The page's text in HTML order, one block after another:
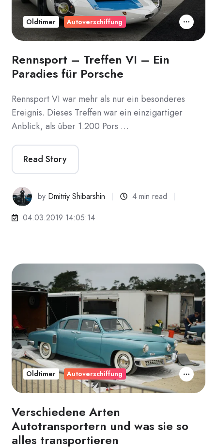
Rennsport – Treffen VI – Ein
Paradies für Porsche
Rennsport VI war mehr als nur ein besonderes
Ereignis. Dieses Treffen war ein einzigartiger
Anblick, als über 1.200 Pors …
Read Story
by Dmitriy Shibarshin
4 min read
04.03.2019 14:05:14
Oldtimer Autoverschiffung
Verschiedene Arten
Autotransportern und was sie so
alles transportieren
Oldtimer Autoverschiffung